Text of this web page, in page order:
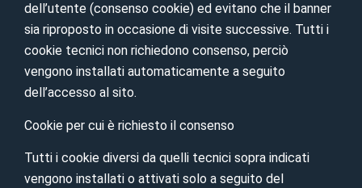
dell’utente (consenso cookie) ed evitano che il banner
sia riproposto in occasione di visite successive. Tutti i
cookie tecnici non richiedono consenso, perciò
vengono installati automaticamente a seguito
dell’accesso al sito.
Cookie per cui è richiesto il consenso
Tutti i cookie diversi da quelli tecnici sopra indicati
vengono installati o attivati solo a seguito del